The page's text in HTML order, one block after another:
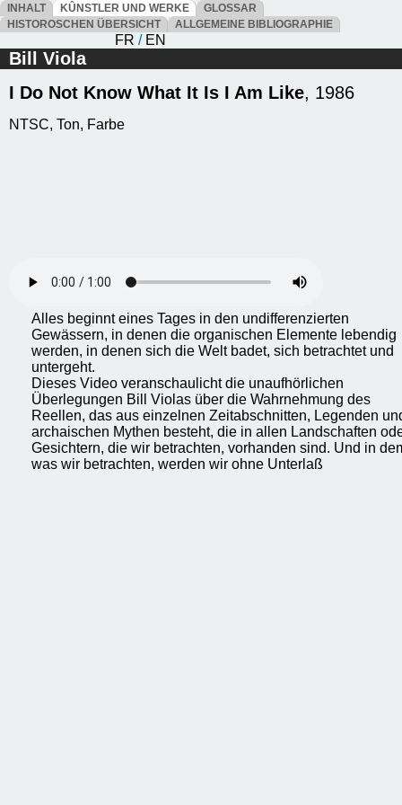
INHALT KÛNSTLER UND WERKE
GLOSSAR
HISTOROSCHEN ÜBERSICHT
ALLGEMEINE BIBLIOGRAPHIE
FR / EN
Bill Viola